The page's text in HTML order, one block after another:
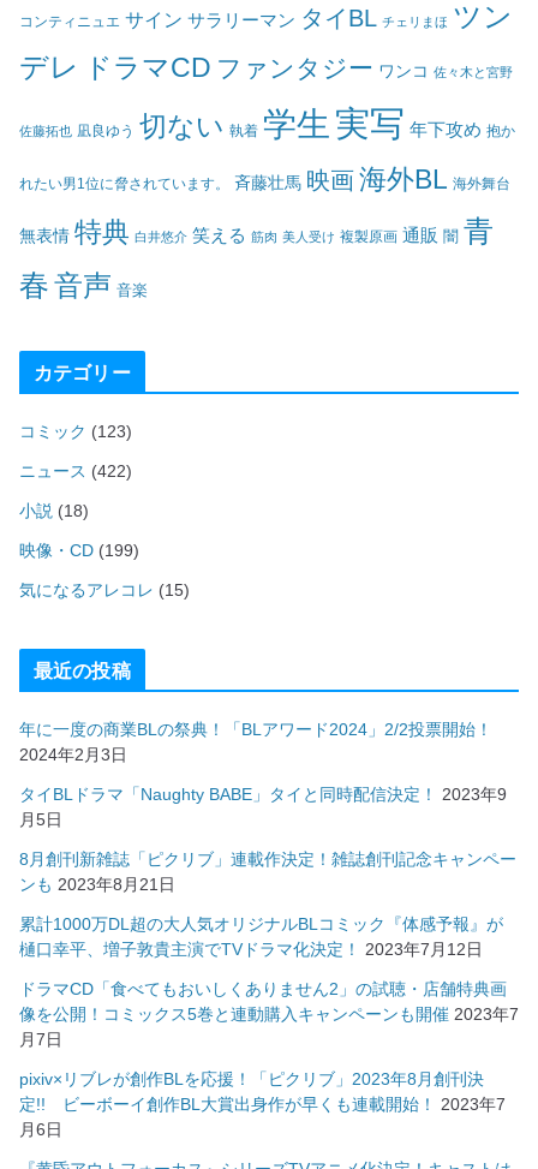
コンティニュエ サイン サラリーマン タイBL チェリまほ ツン
デレ
ドラマCD ファンタジー ワンコ 佐々木と宮野
佐藤拓也 凪良ゆう 切ない 執着 学生 実写 年下攻め 抱か
れたい男1位に脅されています。 斉藤壮馬 映画海外BL 海外舞台
無表情 特典 白井悠介 笑える 筋肉 美人受け 複製原画 通販 闇 青
春音声 音楽
カテゴリー
コミック (123)
ニュース (422)
小説 (18)
映像・CD (199)
気になるアレコレ (15)
最近の投稿
年に一度の商業BLの祭典！「BLアワード2024」2/2投票開始！
2024年2月3日
タイBLドラマ「Naughty BABE」タイと同時配信決定！
2023年9
月5日
8月創刊新雑誌「ピクリブ」連載作決定！雑誌創刊記念キャンペー
ンも 2023年8月21日
累計1000万DL超の大人気オリジナルBLコミック『体感予報』が
樋口幸平、増子敦貴主演でTVドラマ化決定！
2023年7月12日
ドラマCD「食べてもおいしくありません2」の試聴・店舗特典画
像を公開！コミックス5巻と連動購入キャンペーンも開催 2023年7
月7日
pixiv×リブレが創作BLを応援！「ピクリブ」2023年8月創刊決
定!! ビーボーイ創作BL大賞出身作が早くも連載開始！
2023年7
月6日